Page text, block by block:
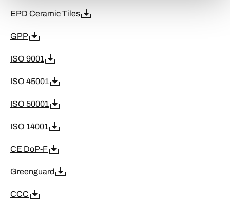
EPD Ceramic Tiles
GPP
ISO 9001
ISO 45001
ISO 50001
ISO 14001
CE DoP-F
Greenguard
CCC